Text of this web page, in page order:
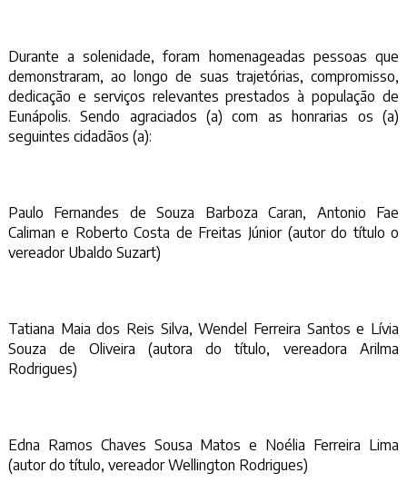
Durante a solenidade, foram homenageadas pessoas que
demonstraram, ao longo de suas trajetórias, compromisso,
dedicação e serviços relevantes prestados à população de
Eunápolis. Sendo agraciados (a) com as honrarias os (a)
seguintes cidadãos (a):
Paulo Fernandes de Souza Barboza Caran, Antonio Fae
Caliman e Roberto Costa de Freitas Júnior (autor do título o
vereador Ubaldo Suzart)
Tatiana Maia dos Reis Silva, Wendel Ferreira Santos e Lívia
Souza de Oliveira (autora do título, vereadora Arilma
Rodrigues)
Edna Ramos Chaves Sousa Matos e Noélia Ferreira Lima
(autor do título, vereador Wellington Rodrigues)